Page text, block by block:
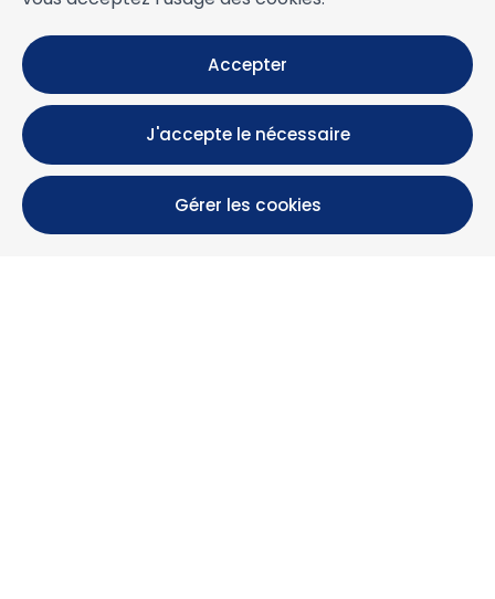
Accepter
J'accepte le nécessaire
Gérer les cookies